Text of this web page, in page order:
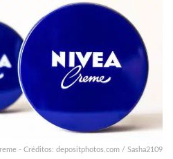
- Créditos: depositphotos.com / Sasha2109